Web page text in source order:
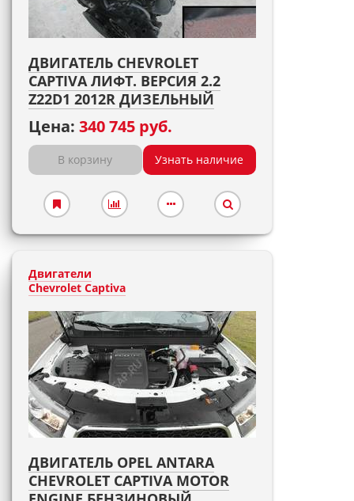
ДВИГАТЕЛЬ CHEVROLET
CAPTIVA ЛИФТ. ВЕРСИЯ 2.2
Z22D1 2012R ДИЗЕЛЬНЫЙ
Цена: 340 745 руб.
В корзину Узнать наличие
Двигатели
Chevrolet Captiva
ДВИГАТЕЛЬ OPEL ANTARA
CHEVROLET CAPTIVA MOTOR